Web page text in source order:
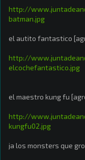
http://
batman.jpg
el autito fantastico
http://
elcochefantastico.jpg
el maestro kung fu
http://
kungfu02.jpg
ja los monsters que